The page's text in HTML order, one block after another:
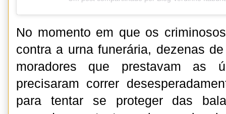
No momento em que os
contra a urna funerária, dezenas
moradores que prestavam as
precisaram correr
para tentar se proteger das